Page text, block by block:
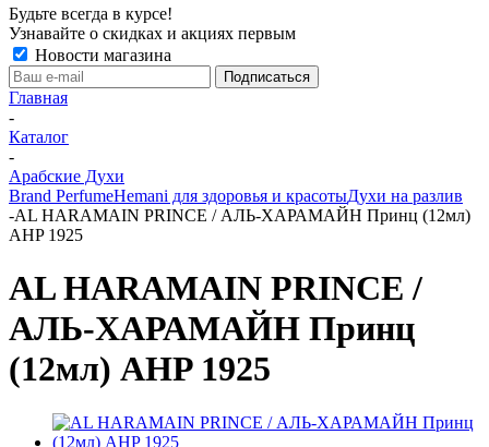
Будьте всегда в курсе!
Узнавайте о скидках и акциях первым
Новости магазина
Главная
-
Каталог
-
Арабские Духи
Brand PerfumeHemani для здоровья и красотыДухи на разлив
-AL HARAMAIN PRINCE / АЛЬ-ХАРАМАЙН Принц (12мл)
AHP 1925
AL HARAMAIN PRINCE /
АЛЬ-ХАРАМАЙН Принц
(12мл) AHP 1925